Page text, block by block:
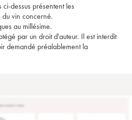
dessus présentent les
du vin concerné.
au millésime.
par un droit d'auteur. Il est interdit
demandé préalablement la